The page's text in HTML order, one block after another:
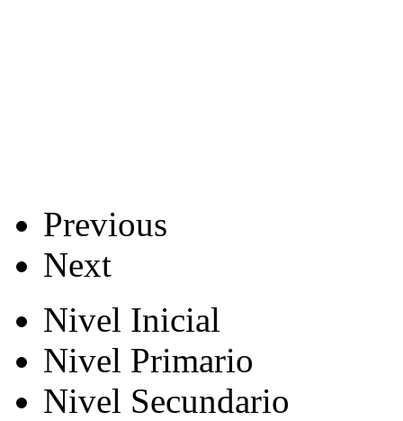
Previous
Next
Nivel Inicial
Nivel Primario
Nivel Secundario